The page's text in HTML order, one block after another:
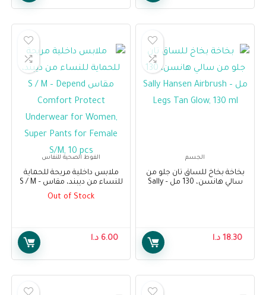
الجسم
بخاخة بخاخ للساق تان جلو من
سالي هانسن، 130 مل – Sally
18.30 د.ا
الفوط الصحية للنفاس
ملابس داخلية مريحة للحماية
للنساء من ديبند، مقاس S / M –
Depend Comfort Protect
Underwear for Women, Super
Out of Stock
6.00 د.ا